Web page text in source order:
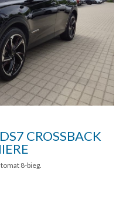
CROSSBACK
8-bieg.